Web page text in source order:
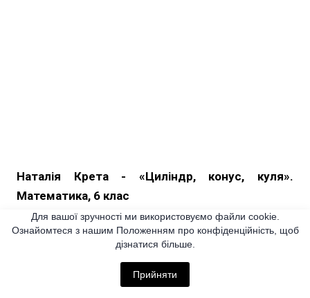
Наталія Крета - «Циліндр, конус, куля».
Математика, 6 клас
Посилання на урок в mozaWeb:
https://ua.mozaweb.com/mblite.php?
cmd=open&uf_id=97916
Для вашої зручності ми використовуємо файли cookie.
Ознайомтеся з нашим Положенням про конфіденційність, щоб
дізнатися більше.
Прийняти